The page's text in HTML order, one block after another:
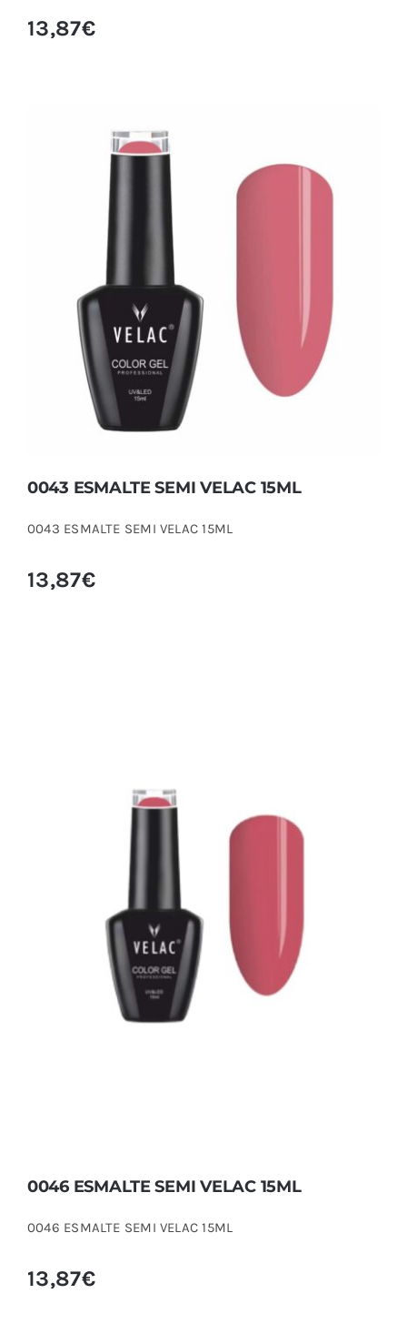
13,87€
0043 ESMALTE SEMI VELAC 15ML
0043 ESMALTE SEMI VELAC 15ML
0043 ESMALTE SEMI VELAC 15ML
13,87€
0046 ESMALTE SEMI VELAC 15ML
0046 ESMALTE SEMI VELAC 15ML
0046 ESMALTE SEMI VELAC 15ML
13,87€